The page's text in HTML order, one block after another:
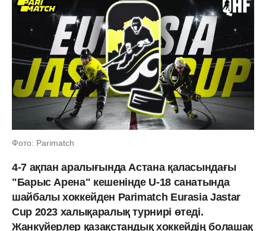
Фото: Parimatch
4-7 ақпан аралығында Астана қаласындағы
"Барыс Арена" кешенінде U-18 санатында
шайбалы хоккейден Parimatch Eurasia Jastar
Cup 2023 халықаралық турнирі өтеді.
Жанкүйерлер қазақстандық хоккейдің болашақ